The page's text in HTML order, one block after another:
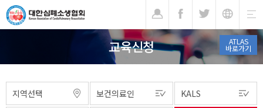
ATLAS
바로가기
교육신청